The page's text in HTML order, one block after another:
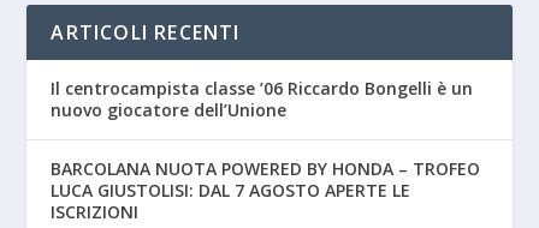
ARTICOLI RECENTI
Il centrocampista classe ’06 Riccardo Bongelli è un
nuovo giocatore dell’Unione
BARCOLANA NUOTA POWERED BY HONDA – TROFEO
LUCA GIUSTOLISI: DAL 7 AGOSTO APERTE LE
ISCRIZIONI